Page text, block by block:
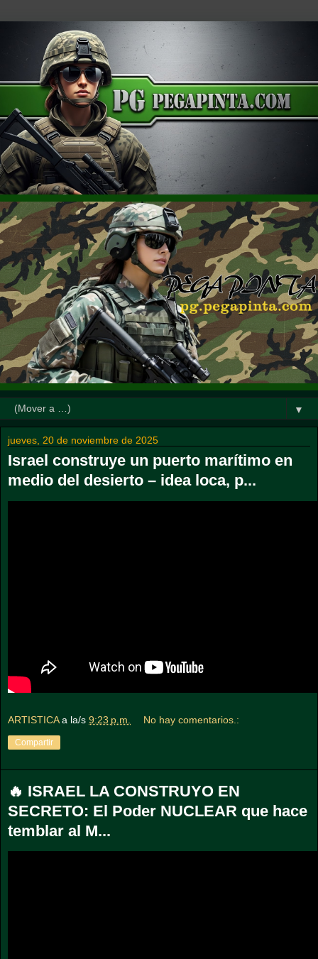
▼
jueves, 20 de noviembre de 2025
Israel construye un puerto marítimo en
medio del desierto – idea loca, p...
ARTISTICA a la/s 9:23 p.m. No hay comentarios.:
Compartir
🔥 ISRAEL LA CONSTRUYO EN
SECRETO: El Poder NUCLEAR que hace
temblar al M...